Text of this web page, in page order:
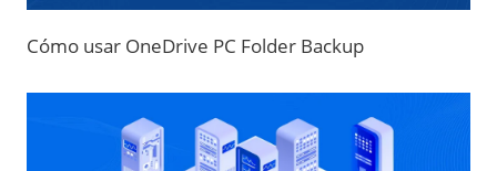
Cómo usar OneDrive PC Folder Backup